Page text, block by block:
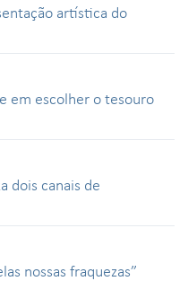
artística do
em escolher o tesouro
dois canais de
nossas fraquezas”